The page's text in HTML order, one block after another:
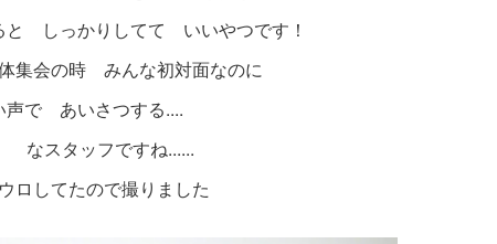
しっかりしてて いいやつです！
集会の時 みんな初対面なのに
声で あいさつする....
スタッフですね......
ロしてたので撮りました